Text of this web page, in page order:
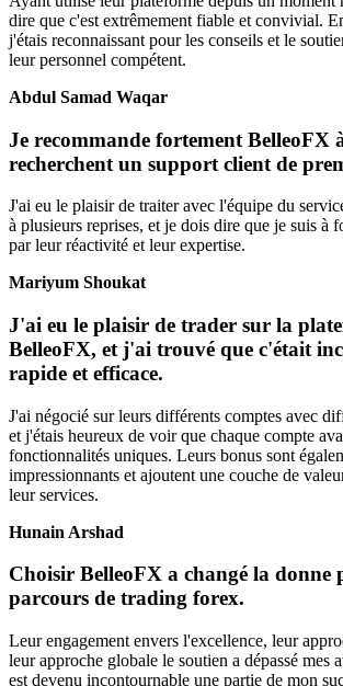
dire que c'est extrêmement fiable et convivial.
j'étais reconnaissant pour les conseils et le
leur personnel compétent.
Abdul Samad Waqar
Je recommande fortement BelleoFX
recherchent un support client de
J'ai eu le plaisir de traiter avec l'équipe du
à plusieurs reprises, et je dois dire que je suis à
par leur réactivité et leur expertise.
Mariyum Shoukat
J'ai eu le plaisir de trader sur la
BelleoFX, et j'ai trouvé que c'était
rapide et efficace.
J'ai négocié sur leurs différents comptes avec
et j'étais heureux de voir que chaque compte
fonctionnalités uniques. Leurs bonus sont
impressionnants et ajoutent une couche de
leur services.
Hunain Arshad
Choisir BelleoFX a changé la donne
parcours de trading forex.
Leur engagement envers l'excellence, leur
leur approche globale le soutien a dépassé mes
est devenu incontournable une partie de mon